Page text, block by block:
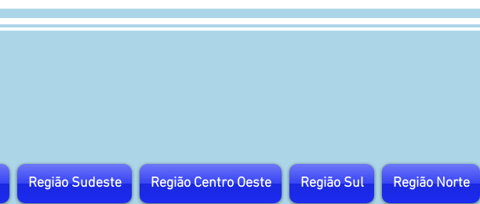
Região Sudeste Região Centro Oeste Região Sul Região Norte